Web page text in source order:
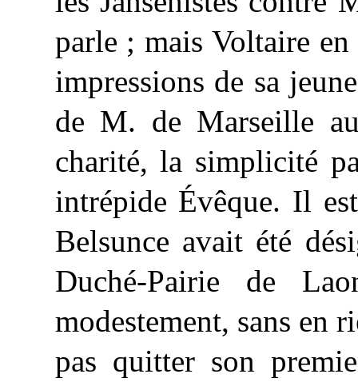
parle ; mais Voltaire
impressions de sa
de M. de Marseille
charité, la simplicité
intrépide Évêque. Il
Belsunce avait été
Duché-Pairie de
modestement, sans en
pas quitter son